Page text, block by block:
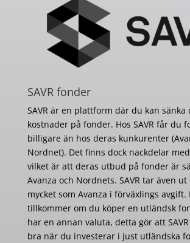
SAVR fonder
SAVR är en plattform där du kan sänka
kostnader på fonder. Hos SAVR får du
billigare än hos deras kunkurenter
Nordnet). Det finns dock nackdelar med
vilket är att deras utbud på fonder är
Avanza och Nordnets. SAVR tar även
mycket som Avanza i förväxlings avgift.
tillkommer om du köper en utländsk
har en annan valuta, detta gör att
bra när du investerar i just utländska